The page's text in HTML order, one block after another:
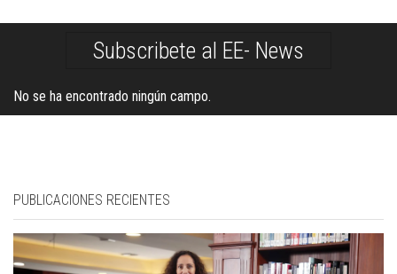
Subscribete al EE- News
No se ha encontrado ningún campo.
PUBLICACIONES RECIENTES